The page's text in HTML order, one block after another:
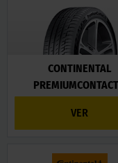
CONTINENTAL
VER